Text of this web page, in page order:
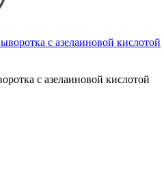
с азелаиновой кислотой